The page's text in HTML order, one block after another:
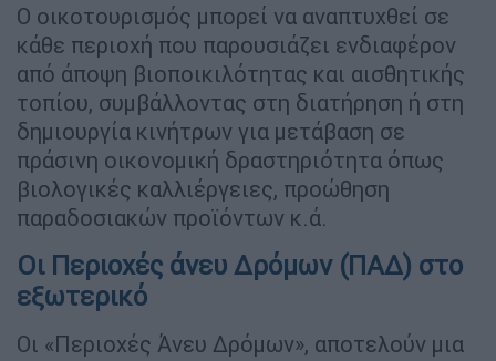
Ο οικοτουρισμός μπορεί να αναπτυχθεί σε
κάθε περιοχή που παρουσιάζει ενδιαφέρον
από άποψη βιοποικιλότητας και αισθητικής
τοπίου, συμβάλλοντας στη διατήρηση ή στη
δημιουργία κινήτρων για μετάβαση σε
πράσινη οικονομική δραστηριότητα όπως
βιολογικές καλλιέργειες, προώθηση
παραδοσιακών προϊόντων κ.ά.
Οι Περιοχές άνευ Δρόμων (ΠΑΔ) στο
εξωτερικό
Οι «Περιοχές Άνευ Δρόμων», αποτελούν μια